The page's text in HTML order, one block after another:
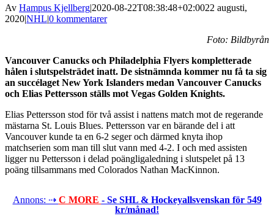
Av Hampus Kjellberg|2020-08-22T08:38:48+02:0022 augusti,
2020|NHL|0 kommentarer
Foto: Bildbyrån
Vancouver Canucks och Philadelphia Flyers kompletterade
hålen i slutspelsträdet inatt. De sistnämnda kommer nu få ta sig
an succélaget New York Islanders medan Vancouver Canucks
och Elias Pettersson ställs mot Vegas Golden Knights.
Elias Pettersson stod för två assist i nattens match mot de regerande
mästarna St. Louis Blues. Pettersson var en bärande del i att
Vancouver kunde ta en 6-2 seger och därmed knyta ihop
matchserien som man till slut vann med 4-2. I och med assisten
ligger nu Pettersson i delad poängligaledning i slutspelet på 13
poäng tillsammans med Colorados Nathan MacKinnon.
Annons: ⇢ C MORE - Se SHL & Hockeyallsvenskan för 549
kr/månad!